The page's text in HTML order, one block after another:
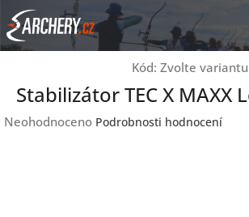
Přejít
na
obsah
Kód: Zvolte variantu
Stabilizátor TEC X MAXX
Průměrné
Neohodnoceno Podrobnosti hodnocení